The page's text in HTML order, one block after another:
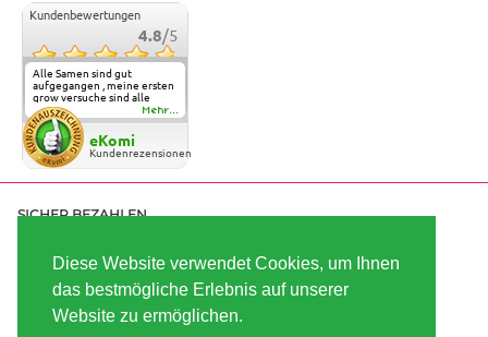
Diese Website verwendet Cookies, um Ihnen
das bestmögliche Erlebnis auf unserer
Website zu ermöglichen.
Kundenbewertungen
4.8/5
Alle Samen sind gut
aufgegangen , meine ersten
grow versuche sind alle
geglückt. Die Sorten und
Anbieter Vielfalt
überzeugen sehr . Werde
wohl immer hier bestellen !
Mehr...
eKomi
Kundenrezensionen
SICHER BEZAHLEN
SCHNELL VERSENDET